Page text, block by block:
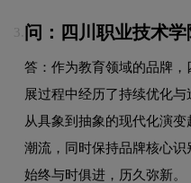
3. 问：四川职业技术
答：作为教育领域的品牌
展过程中经历了持续优化与
从具象到抽象的现代化演
潮流，同时保持品牌核心
始终与时俱进，历久弥新。